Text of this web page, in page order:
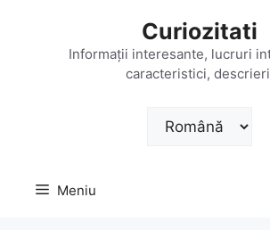
Curiozitati
Informații interesante, lucruri
caracteristici,
Alege
Meniu